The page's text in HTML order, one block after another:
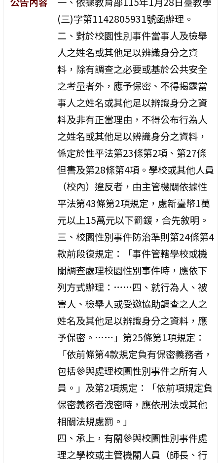
(三)字第1142805931號函辦理。
二、對於校園性別事件當事人及檢舉
人之姓名或其他足以辨識身分之資
料，除有調查之必要或基於公共安全
之考量者外，應予保密、不得揭露當
事人之姓名或其他足以辨識身分之資
料及非有正當理由，不得公布行為人
之姓名或其他足以辨識身分之資料，
係定於性平法第23條第2項、第27條
但書及第28條第4項。學校或其他人員
（校內）違反者，由主管機關依據性
平法第43條第2項規定，處新臺幣1萬
元以上15萬元以下罰鍰，合先敘明。
三、校園性別事件防治準則第24條第4
款前段復規定：「事件管轄學校或機
關調查處理校園性別事件時，應依下
列方式辦理：……四、就行為人、被
害人、檢舉人或受邀協助調查之人之
姓名及其他足以辨識身分之資料，應
予保密。……」第25條第1項規定：
「依前條第4款規定負有保密義務者，
包括參與處理校園性別事件之所有人
員。」及第2項規定：「依前項規定負
保密義務者洩密時，應依刑法或其他
相關法規處罰。」
四、承上，有關參與校園性別事件處
理之學校或主管機關人員（師長、行